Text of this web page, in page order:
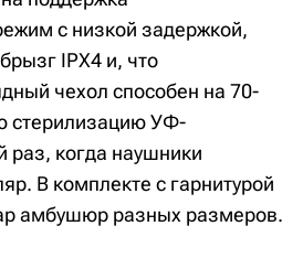
с низкой задержкой,
IPX4 и, что
чехол способен на 70-
стерилизацию УФ-
раз, когда наушники
В комплекте с гарнитурой
амбушюр разных размеров.